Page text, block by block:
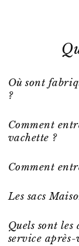
Où sont
?
Comment
vachette ?
Comment
Les sacs
Quels sont
service après-